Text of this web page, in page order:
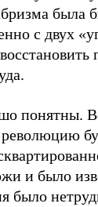
была
с двух
понятны.
и было
было